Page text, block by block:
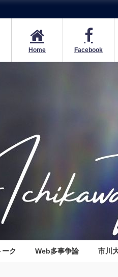
Home Facebook
ーク Web多事争論 市川